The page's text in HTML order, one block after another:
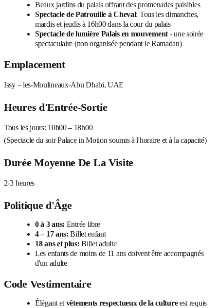
Beaux jardins du palais offrant des promenades paisibles
Spectacle de Patrouille à Cheval: Tous les dimanches,
mardis et jeudis à 16h00 dans la cour du palais
Spectacle de lumière Palais en mouvement - une soirée
spectaculaire (non organisée pendant le Ramadan)
Emplacement
Issy – les-Moulineaux-Abu Dhabi, UAE
Heures d'Entrée-Sortie
Tous les jours: 10h00 – 18h00
(Spectacle du soir Palace in Motion soumis à l'horaire et à la capacité)
Durée Moyenne De La Visite
2-3 heures
Politique d'Âge
0 à 3 ans: Entrée libre
4 – 17 ans: Billet enfant
18 ans et plus: Billet adulte
Les enfants de moins de 11 ans doivent être accompagnés
d'un adulte
Code Vestimentaire
Élégant et vêtements respectueux de la cultureest requis